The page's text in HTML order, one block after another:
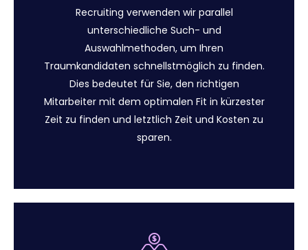
Recruiting verwenden wir parallel
unterschiedliche Such- und
Auswahlmethoden, um Ihren
Traumkandidaten schnellstmöglich zu finden.
Dies bedeutet für Sie, den richtigen
Mitarbeiter mit dem optimalen Fit in kürzester
Zeit zu finden und letztlich Zeit und Kosten zu
sparen.